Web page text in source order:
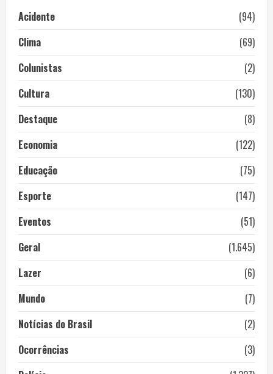
Acidente
(94)
Clima
(69)
Colunistas
(2)
Cultura
(130)
Destaque
(8)
Economia
(122)
Educação
(75)
Esporte
(147)
Eventos
(51)
Geral
(1.645)
Lazer
(6)
Mundo
(7)
Notícias do Brasil
(2)
Ocorrências
(3)